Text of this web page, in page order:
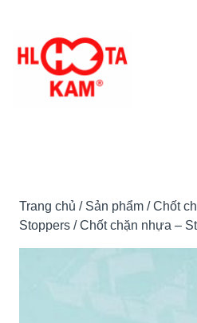
đến
Trang chủ / Sản phẩm /Chốt
Stoppers / Chốt chặn nhựa –